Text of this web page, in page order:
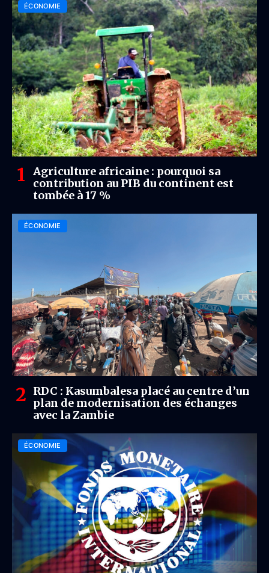
ÉCONOMIE
Agriculture africaine : pourquoi sa
contribution au PIB du continent est
tombée à 17 %
ÉCONOMIE
RDC : Kasumbalesa placé au centre d’un
plan de modernisation des échanges
avec la Zambie
ÉCONOMIE